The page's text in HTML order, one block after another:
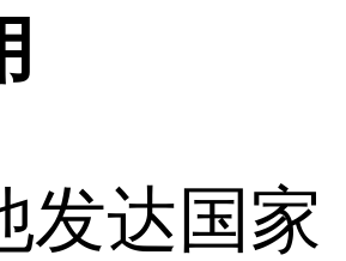
发达国家